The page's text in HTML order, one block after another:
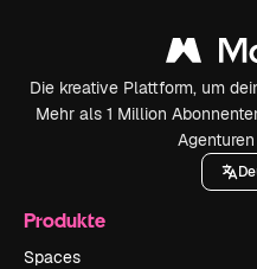
Die kreative Plattform, um
Mehr als 1 Million
Produkte
Spaces